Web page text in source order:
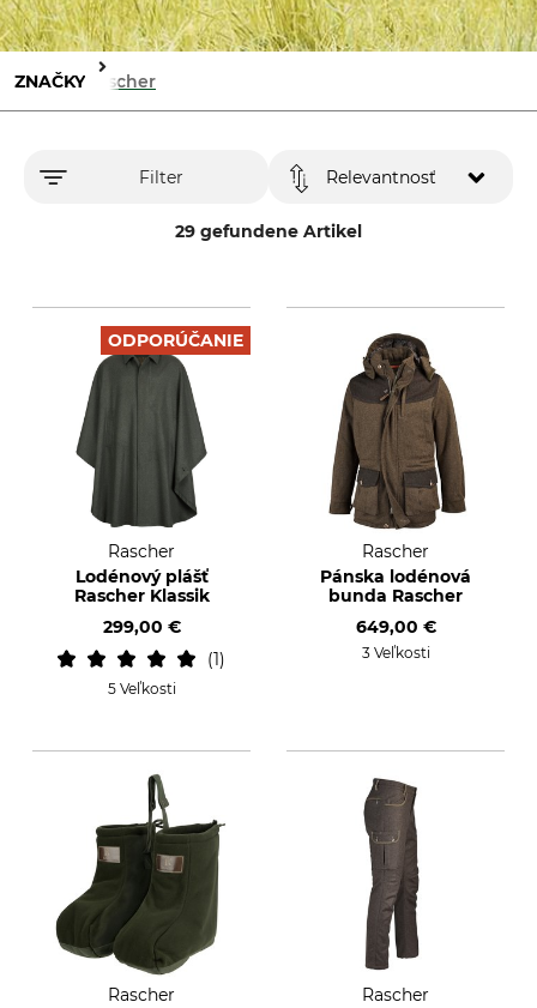
ZNAČKY Rascher
Filter
29 gefundene Artikel
Relevantnosť
ODPORÚČANIE
Rascher
Lodénový plášť
Rascher Klassik
299,00 €
1
5 Veľkosti
Rascher
Pánska lodénová
bunda Rascher
649,00 €
3 Veľkosti
Rascher
Rascher